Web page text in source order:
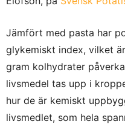
Jämfört med pasta har
glykemiskt index, vilket
gram kolhydrater
livsmedel tas upp i
hur de är kemiskt
livsmedlet, som hela